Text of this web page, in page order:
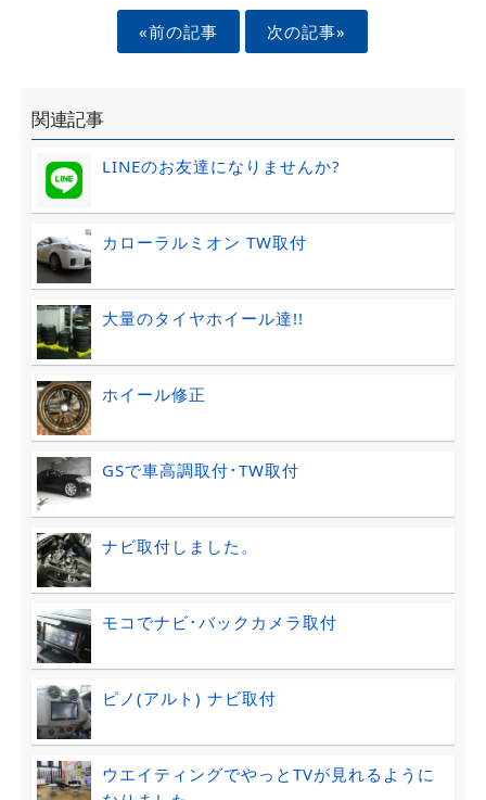
«前の記事 次の記事»
関連記事
LINEのお友達になりませんか?
カローラルミオン TW取付
大量のタイヤホイール達!!
ホイール修正
GSで車高調取付･TW取付
ナビ取付しました。
モコでナビ･バックカメラ取付
ピノ(アルト) ナビ取付
ウエイティングでやっとTVが見れるように